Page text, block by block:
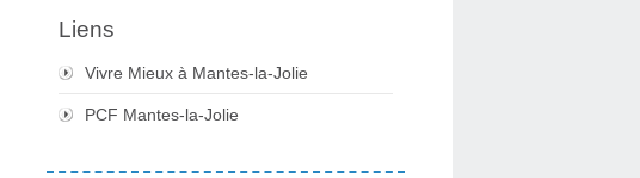
Liens
Vivre Mieux à Mantes-la-Jolie
PCF Mantes-la-Jolie